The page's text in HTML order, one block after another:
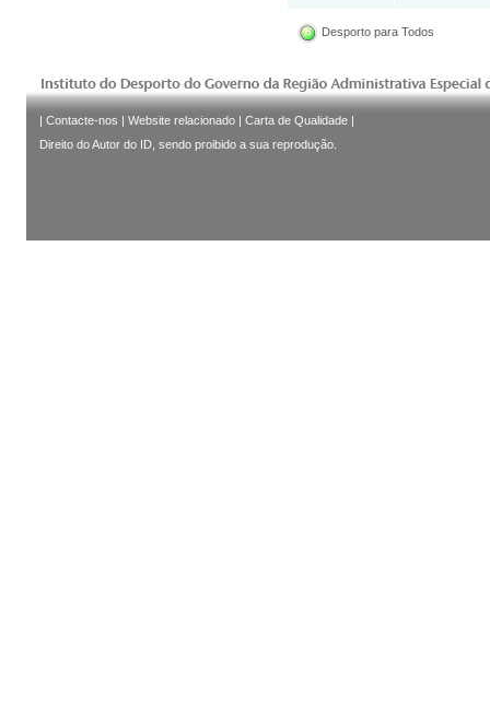
Desporto para Todos
| Contacte-nos | Website relacionado | Carta de Qualidade |
Direito do Autor do ID, sendo proibido a sua reprodução.